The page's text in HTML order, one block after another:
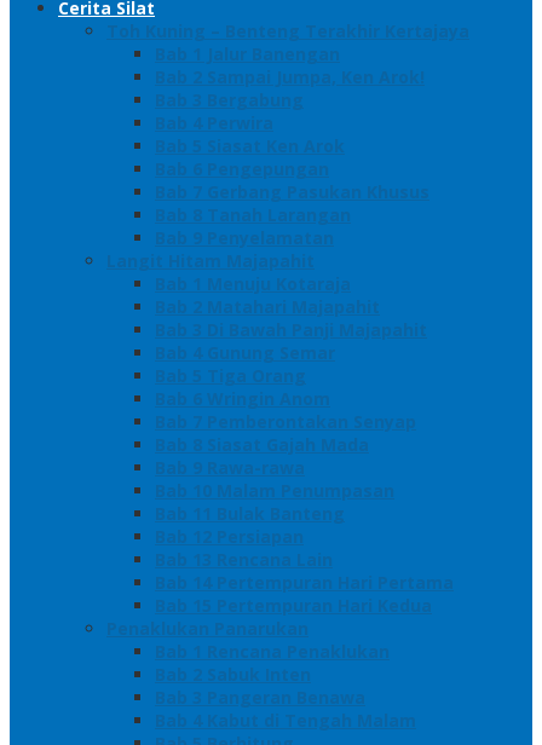
Cerita Silat
Toh Kuning – Benteng Terakhir Kertajaya
Bab 1 Jalur Banengan
Bab 2 Sampai Jumpa, Ken Arok!
Bab 3 Bergabung
Bab 4 Perwira
Bab 5 Siasat Ken Arok
Bab 6 Pengepungan
Bab 7 Gerbang Pasukan Khusus
Bab 8 Tanah Larangan
Bab 9 Penyelamatan
Langit Hitam Majapahit
Bab 1 Menuju Kotaraja
Bab 2 Matahari Majapahit
Bab 3 Di Bawah Panji Majapahit
Bab 4 Gunung Semar
Bab 5 Tiga Orang
Bab 6 Wringin Anom
Bab 7 Pemberontakan Senyap
Bab 8 Siasat Gajah Mada
Bab 9 Rawa-rawa
Bab 10 Malam Penumpasan
Bab 11 Bulak Banteng
Bab 12 Persiapan
Bab 13 Rencana Lain
Bab 14 Pertempuran Hari Pertama
Bab 15 Pertempuran Hari Kedua
Penaklukan Panarukan
Bab 1 Rencana Penaklukan
Bab 2 Sabuk Inten
Bab 3 Pangeran Benawa
Bab 4 Kabut di Tengah Malam